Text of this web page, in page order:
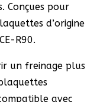
Conçues pour
d’origine
R90.
un freinage plus
avec